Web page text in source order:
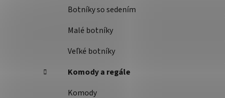
Botníky so sedením
Malé botníky
Veľké botníky
Komody a regále
Komody